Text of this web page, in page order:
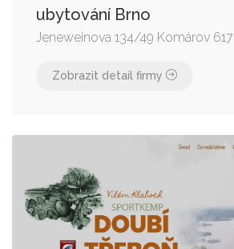
ubytování Brno
Jeneweinova 134/49 Komárov
Zobrazit detail firmy